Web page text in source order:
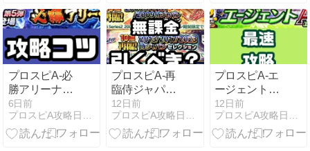
は？
コツ
プロスピA-必
勝アリーナ攻
略法！サクッ
と報酬ゲット
のコツ！ラン
6日前
プロスピA攻略日記 | プロスピA攻略・超初心者向けまとめ
プロスピA-再
臨侍ジャパン
セレクション
登場！無課金
はスルー？引
12日前
プロスピA攻略日記 | プロスピA攻略・超初心者向けまとめ
プロスピA-エ
ージェントA
攻略！累計報
酬ゲットを早
くする方法！
12日前
プロスピA攻略日記 | プロスピA攻略・超初心者向けまとめ